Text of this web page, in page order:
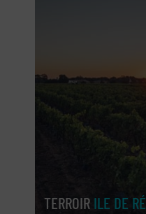
TERROIR ILE DE RÉ